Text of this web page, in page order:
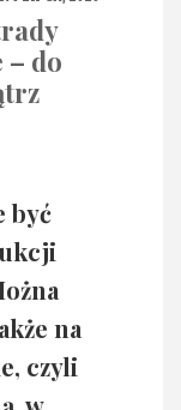
– do
być
na
czyli